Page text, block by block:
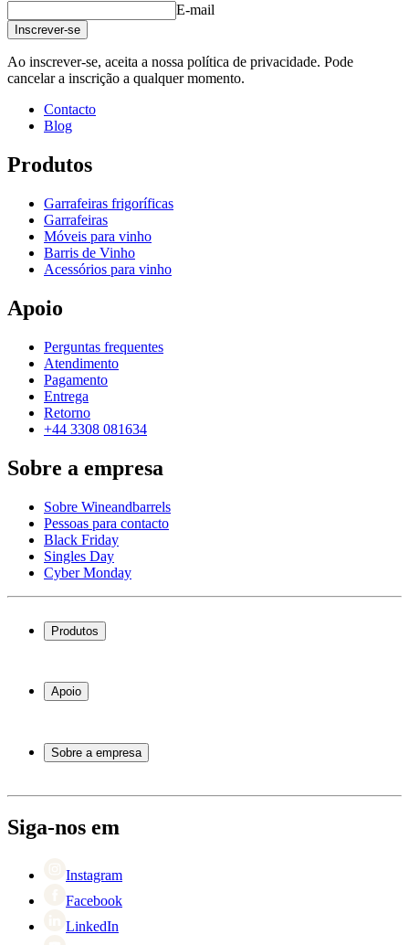
E-mail
Inscrever-se
Ao inscrever-se, aceita a nossa política de privacidade. Pode
cancelar a inscrição a qualquer momento.
Contacto
Blog
Produtos
Garrafeiras frigoríficas
Garrafeiras
Móveis para vinho
Barris de Vinho
Acessórios para vinho
Apoio
Perguntas frequentes
Atendimento
Pagamento
Entrega
Retorno
+44 3308 081634
Sobre a empresa
Sobre Wineandbarrels
Pessoas para contacto
Black Friday
Singles Day
Cyber Monday
Produtos
Garrafeiras
Móveis para vinho
Apoio
Atendimento
Pagamento
Retorno
Sobre a empresa
Black Friday
Singles Day
Siga-nos em
Instagram
Facebook
LinkedIn